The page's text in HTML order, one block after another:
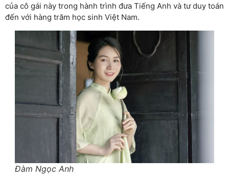
của cô gái này trong hành trình đưa Tiếng Anh và tư duy toán
đến với hàng trăm học sinh Việt Nam.
Đàm Ngọc Anh